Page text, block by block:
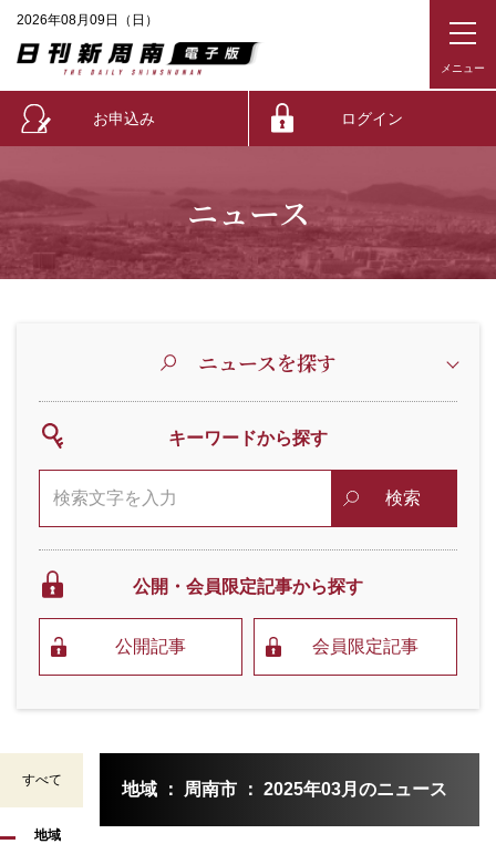
2026年08月09日（日）
お申込み ログイン
ニュース
ニュースを探す
キーワードから探す
検索
公開・会員限定記事から探す
公開記事 会員限定記事
すべて
地域
地域 ： 周南市 ： 2025年03月のニュース